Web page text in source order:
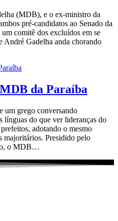
(MDB), e o ex-ministro da
pré-candidatos ao Senado da
comitê dos excluídos em se
André Gadelha anda chorando
da Paraíba
um grego conversando
línguas do que ver lideranças do
adotando o mesmo
majoritários. Presidido pelo
o MDB…